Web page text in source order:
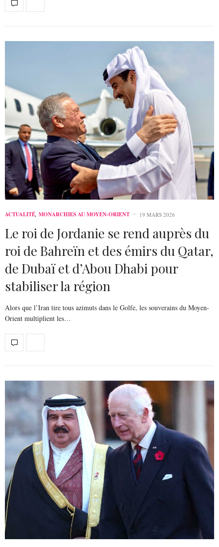
ACTUALITÉ, MONARCHIES AU MOYEN-ORIENT 19 MARS 2026
Le roi de Jordanie se rend auprès du
roi de Bahreïn et des émirs du Qatar,
de Dubaï et d’Abou Dhabi pour
stabiliser la région
Alors que l’Iran tire tous azimuts dans le Golfe, les souverains du Moyen-
Orient multiplient les…